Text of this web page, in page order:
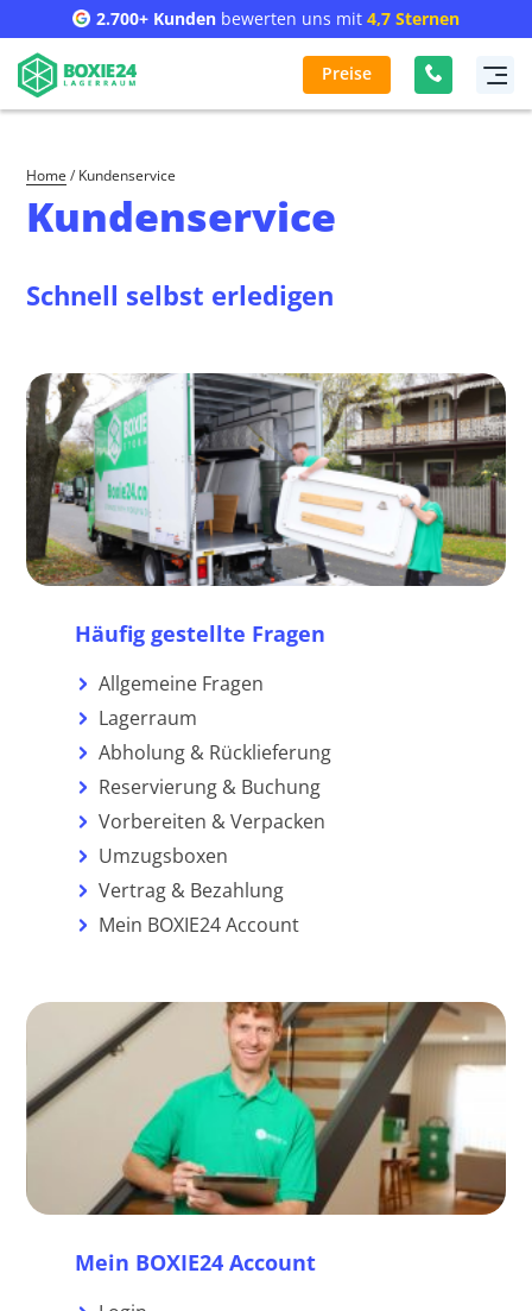
2.700+ Kunden bewerten uns mit 4,7 Sternen
Preise
Home / Kundenservice
Kundenservice
Schnell selbst erledigen
Häufig gestellte Fragen
Allgemeine Fragen
Lagerraum
Abholung & Rücklieferung
Reservierung & Buchung
Vorbereiten & Verpacken
Umzugsboxen
Vertrag & Bezahlung
Mein BOXIE24 Account
Mein BOXIE24 Account